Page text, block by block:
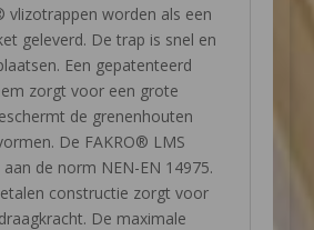
vlizotrappen worden als een
geleverd. De trap is snel en
Een gepatenteerd
zorgt voor een grote
de grenenhouten
De FAKRO® LMS
de norm NEN-EN 14975.
constructie zorgt voor
De maximale